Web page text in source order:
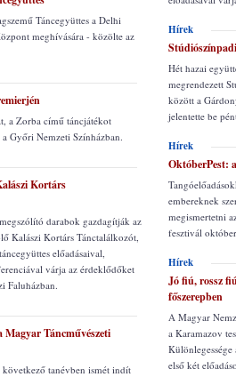
Táncegyüttes a Delhi
meghívására - közölte az
a Zorba című táncjátékot
Győri Nemzeti Színházban.
Kortárs
darabok gazdagítják az
Kalászi Kortárs Tánctalálkozót,
előadásaival,
várja az érdeklődőket
Faluházban.
Táncművészeti
tanévben ismét indít
Hírek
Hét hazai
megrendezett
között a
jelentette be
Hírek
OktóberPest:
embereknek
megismertetni
fesztivál
Hírek
Jó fiú, rossz
főszerepben
A Magyar
a Karamazov
első két